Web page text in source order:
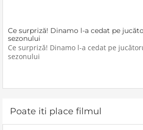
Ce surpriză! Dinamo l-a cedat pe
sezonului
Ce surpriză! Dinamo l-a cedat pe
sezonului
Poate iti place filmul